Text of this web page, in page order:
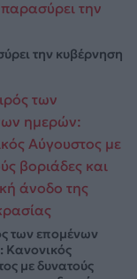
την κυβέρνηση
των επομένων
Κανονικός
με δυνατούς